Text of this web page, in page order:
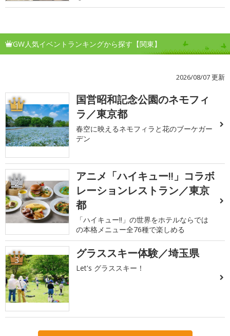
GW人気イベントランキングから探す【関東】
2026/08/07 更新
1
国営昭和記念公園のネモフィ
ラ／東京都
春空に映えるネモフィラと花のブーケガー
デン
2
アニメ「ハイキュー!!」コラボ
レーションレストラン／東京
都
「ハイキュー!!」の世界をホテルならでは
の本格メニュー全76種で楽しめる
3 グラススキー体験／埼玉県
Let's グラススキー！